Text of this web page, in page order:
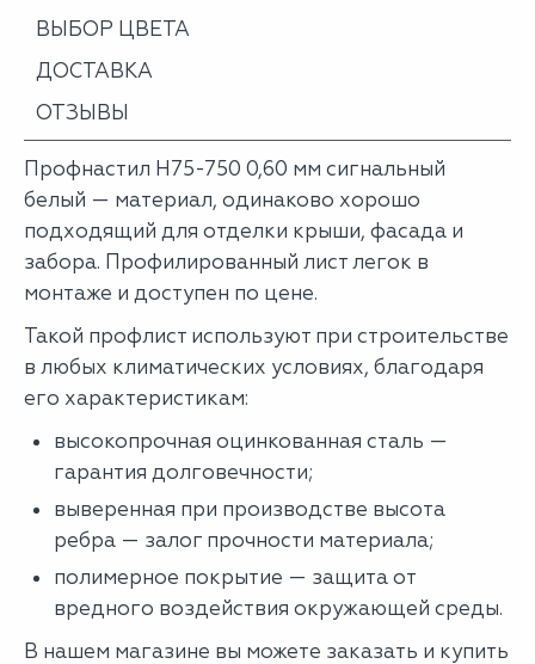
ВЫБОР ЦВЕТА
ДОСТАВКА
ОТЗЫВЫ
Профнастил Н75-750 0,60 мм сигнальный
белый — материал, одинаково хорошо
подходящий для отделки крыши, фасада и
забора. Профилированный лист легок в
монтаже и доступен по цене.
Такой профлист используют при строительстве
в любых климатических условиях, благодаря
его характеристикам:
высокопрочная оцинкованная сталь —
гарантия долговечности;
выверенная при производстве высота
ребра — залог прочности материала;
полимерное покрытие — защита от
вредного воздействия окружающей среды.
В нашем магазине вы можете заказать и купить